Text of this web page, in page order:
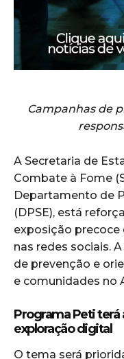
Campanhas de
A Secretaria de
Combate à Fome
Departamento de
(DPSE), está
exposição precoce
nas redes sociais.
de prevenção e
e comunidades no
Programa Peti terá
exploração digital
O tema será